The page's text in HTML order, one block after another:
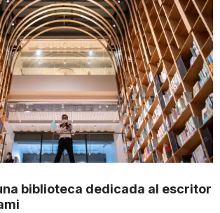
biblioteca dedicada al escritor